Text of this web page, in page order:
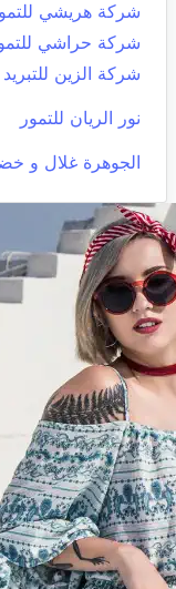
شركة هريشي
شركة حراشي
شركة الزين للتبريد
نور الريان للتمور
الجوهرة غلال و